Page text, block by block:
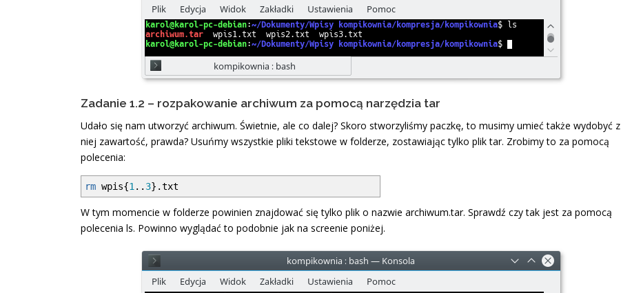
Zadanie 1.2 – rozpakowanie archiwum za pomocą narzędzia tar
Udało się nam utworzyć archiwum. Świetnie, ale co dalej? Skoro stworzyliśmy paczkę, to musimy umieć także wydobyć z
niej zawartość, prawda? Usuńmy wszystkie pliki tekstowe w folderze, zostawiając tylko plik tar. Zrobimy to za pomocą
polecenia:
rm wpis{1.. 3} .txt
W tym momencie w folderze powinien znajdować się tylko plik o nazwie archiwum.tar. Sprawdź czy tak jest za pomocą
polecenia ls. Powinno wyglądać to podobnie jak na screenie poniżej.